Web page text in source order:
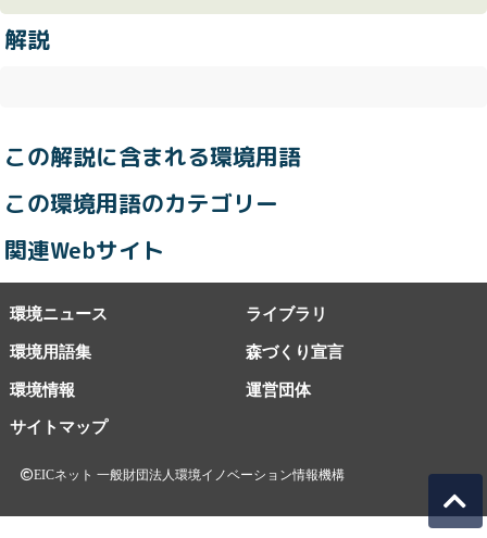
解説
この解説に含まれる環境用語
この環境用語のカテゴリー
関連Webサイト
環境ニュース ライブラリ
環境用語集 森づくり宣言
環境情報
サイトマップ
運営団体
EICネット 一般財団法人環境イノベーション情報機構